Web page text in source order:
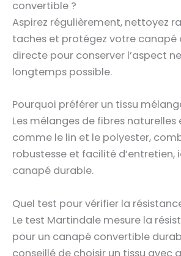
convertible ?
Aspirez régulièrement, nettoyez
taches et protégez votre canapé
directe pour conserver l’aspect
longtemps possible.
Pourquoi préférer un tissu
Les mélanges de fibres
comme le lin et le polyester,
robustesse et facilité d’entretien,
canapé durable.
Quel test pour vérifier la
Le test Martindale mesure la
pour un canapé convertible
conseillé de choisir un tissu avec